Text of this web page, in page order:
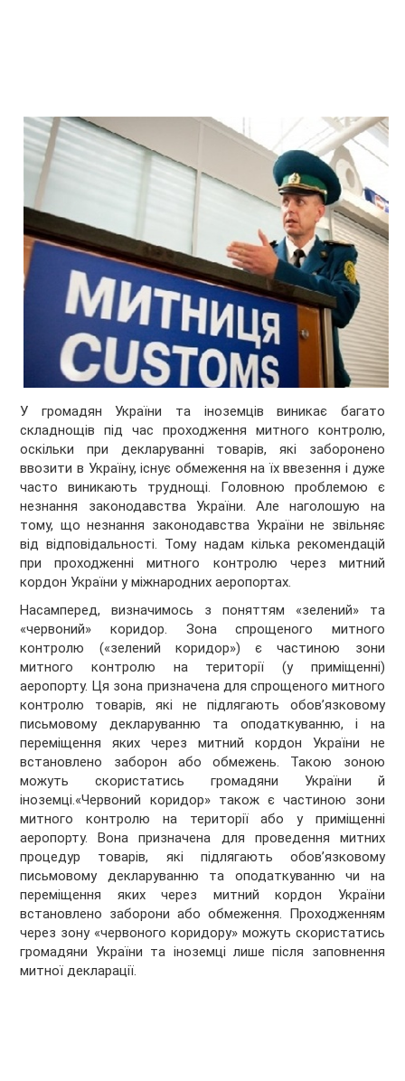
У громадян України та іноземців виникає багато
складнощів під час проходження митного контролю,
оскільки при декларуванні товарів, які заборонено
ввозити в Україну, існує обмеження на їх ввезення і дуже
часто виникають труднощі. Головною проблемою є
незнання законодавства України. Але наголошую на
тому, що незнання законодавства України не звільняє
від відповідальності. Тому надам кілька рекомендацій
при проходженні митного контролю через митний
кордон України у міжнародних аеропортах.
Насамперед, визначимось з поняттям «зелений» та
«червоний» коридор. Зона спрощеного митного
контролю («зелений коридор») є частиною зони
митного контролю на території (у приміщенні)
аеропорту. Ця зона призначена для спрощеного митного
контролю товарів, які не підлягають обов’язковому
письмовому декларуванню та оподаткуванню, і на
переміщення яких через митний кордон України не
встановлено заборон або обмежень. Такою зоною
можуть скористатись громадяни України й
іноземці.«Червоний коридор» також є частиною зони
митного контролю на території або у приміщенні
аеропорту. Вона призначена для проведення митних
процедур товарів, які підлягають обов’язковому
письмовому декларуванню та оподаткуванню чи на
переміщення яких через митний кордон України
встановлено заборони або обмеження. Проходженням
через зону «червоного коридору» можуть скористатись
громадяни України та іноземці лише після заповнення
митної декларації.